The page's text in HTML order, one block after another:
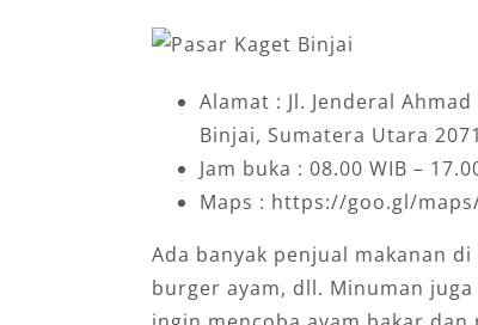
Alamat : Jl. Jenderal
Binjai, Sumatera Utara
Jam buka : 08.00 WIB –
Maps : https://goo.gl/
Ada banyak penjual makanan
burger ayam, dll. Minuman